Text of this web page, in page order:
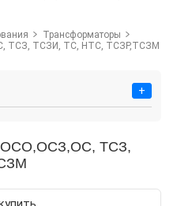
Трансформаторы
ТСЗ, ТСЗИ, ТС, НТС, ТСЗР,ТСЗМ
ОСО,ОСЗ,ОС, ТСЗ,